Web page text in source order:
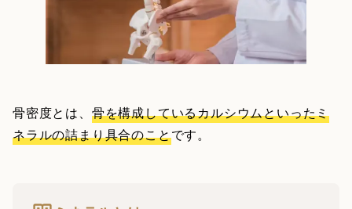
骨密度とは、 骨を構成しているカルシウムといったミ
ネラルの詰まり具合のことです。